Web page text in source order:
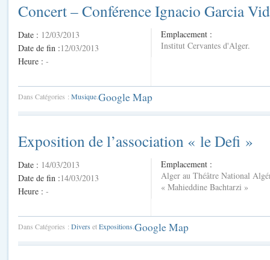
Concert – Conférence Ignacio Garcia
Date : 12/03/2013
Date de fin :12/03/2013
Heure : -
Emplacement :
Institut Cervantes d'Alger.
Dans Catégories : MusiqueGoogle Map
Exposition de l’association « le Defi »
Date : 14/03/2013
Date de fin :14/03/2013
Heure : -
Emplacement :
Alger au Théâtre National
« Mahieddine Bachtarzi »
Dans Catégories : Divers etExpositions Google Map